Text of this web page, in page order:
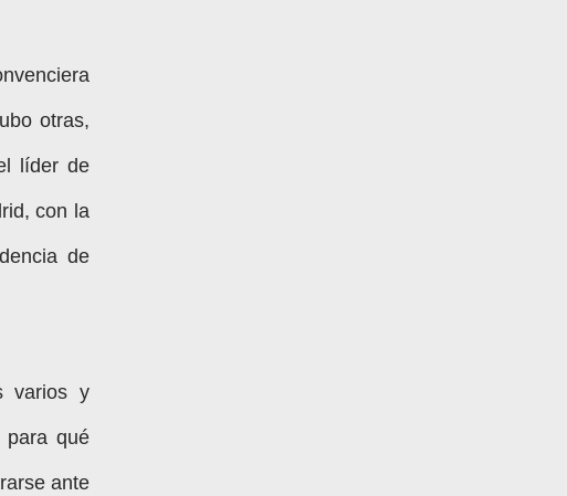
otras,
líder de
con la
de
varios y
para qué
ante